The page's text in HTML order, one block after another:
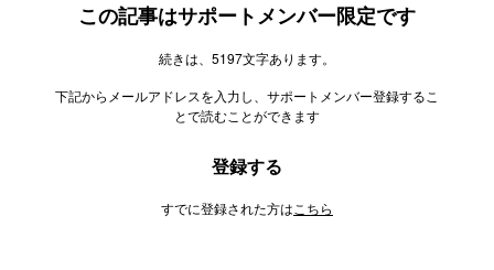
この記事はサポートメンバー限定です
続きは、5197文字あります。
下記からメールアドレスを入力し、サポートメンバー登録するこ
とで読むことができます
登録する
すでに登録された方は こちら